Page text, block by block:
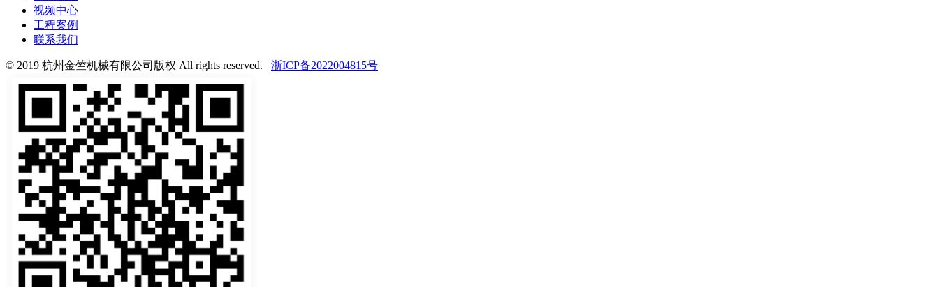
视频中心
工程案例
联系我们
© 2019 杭州金竺机械有限公司版权 All rights reserved. 浙ICP备2022004815号